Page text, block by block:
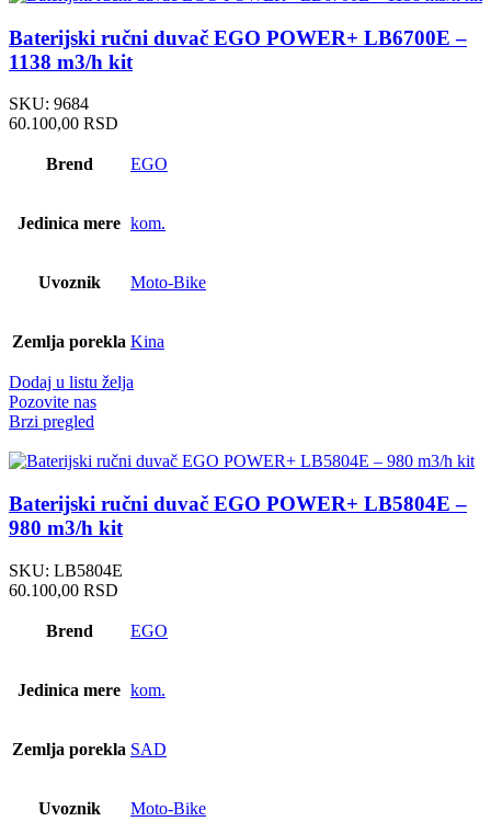
Baterijski ručni duvač EGO POWER+ LB6700E –
1138 m3/h kit
SKU: 9684
60.100,00 RSD
Brend EGO
Jedinica mere kom.
Uvoznik Moto-Bike
Zemlja porekla Kina
Dodaj u listu želja
Pozovite nas
Brzi pregled
Baterijski ručni duvač EGO POWER+ LB5804E –
980 m3/h kit
SKU: LB5804E
60.100,00 RSD
Brend EGO
Jedinica mere kom.
Zemlja porekla SAD
Uvoznik Moto-Bike